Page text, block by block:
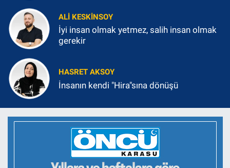
ALI KESKINSOY
İyi insan olmak yetmez, salih insan olmak
gerekir
HASRET AKSOY
İnsanın kendi "Hira"sına dönüşü